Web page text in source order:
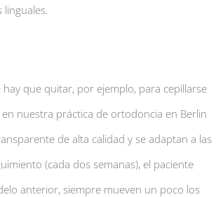
que quitar, por ejemplo, para cepillarse
nuestra práctica de ortodoncia en Berlin
de alta calidad y se adaptan a las
(cada dos semanas), el paciente
anterior, siempre mueven un poco los